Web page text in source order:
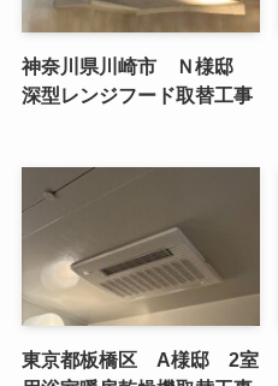
神奈川県川崎市 Ｎ様邸
深型レンジフード取替工事
東京都板橋区 A様邸 2室